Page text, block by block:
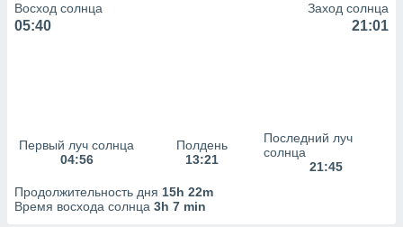
рекламы
Восход солнца
05:40
Заход солнца
21:01
Первый луч солнца
04:56
Полдень
13:21
Последний луч
солнца
21:45
Продолжительность дня 15h 22m
Время восхода солнца 3h 7 min